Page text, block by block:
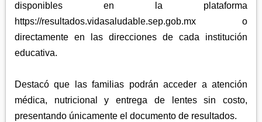
disponibles en la plataforma
https://resultados.vidasaludable.sep.gob.mx o
directamente en las direcciones de cada institución
educativa.
Destacó que las familias podrán acceder a atención
médica, nutricional y entrega de lentes sin costo,
presentando únicamente el documento de resultados.